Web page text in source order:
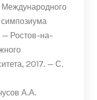
Ростов-на-
2017. — С.
А.А.